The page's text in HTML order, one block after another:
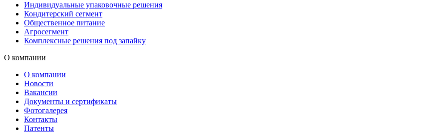
Индивидуальные упаковочные решения
Кондитерский сегмент
Общественное питание
Агросегмент
Комплексные решения под запайку
О компании
О компании
Новости
Вакансии
Документы и сертификаты
Фотогалерея
Контакты
Патенты